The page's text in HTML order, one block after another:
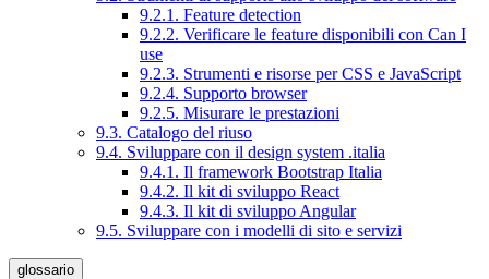
9.2.1. Feature detection
9.2.2. Verificare le feature disponibili con Can I
use
9.2.3. Strumenti e risorse per CSS e JavaScript
9.2.4. Supporto browser
9.2.5. Misurare le prestazioni
9.3. Catalogo del riuso
9.4. Sviluppare con il design system .italia
9.4.1. Il framework Bootstrap Italia
9.4.2. Il kit di sviluppo React
9.4.3. Il kit di sviluppo Angular
9.5. Sviluppare con i modelli di sito e servizi
glossario